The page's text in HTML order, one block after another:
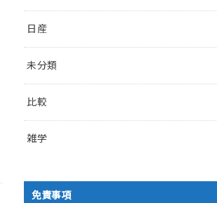
日産
未分類
比較
雑学
免責事項